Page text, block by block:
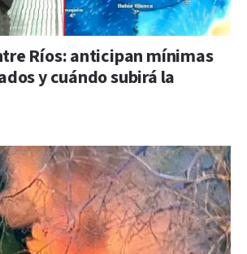
Ríos: anticipan mínimas
y cuándo subirá la